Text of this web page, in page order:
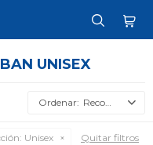
UNISEX
Recomendados
Unisex Quitar filtros